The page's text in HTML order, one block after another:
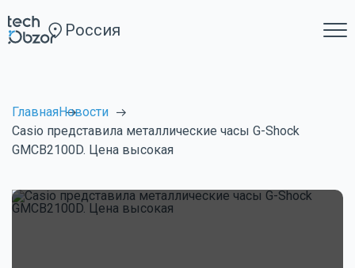
Россия
ГлавнаяНовости
Casio представила металлические часы G-Shock
GMCB2100D. Цена высокая